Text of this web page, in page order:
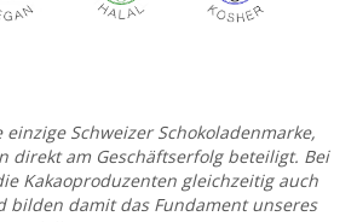
einzige Schweizer Schokoladenmarke,
direkt am Geschäftserfolg beteiligt. Bei
Kakaoproduzenten gleichzeitig auch
bilden damit das Fundament unseres